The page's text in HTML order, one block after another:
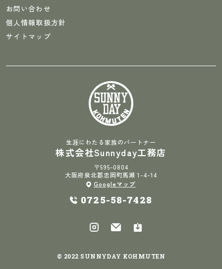
お問い合わせ
個人情報取扱方針
サイトマップ
生涯にわたる家族のパートナー
株式会社Sunnyday工務店
〒595-0804
大阪府泉北郡忠岡町馬瀬 1-4-14
Googleマップ
0725-58-7428
© 2022 SUNNYDAY KOHMUTEN